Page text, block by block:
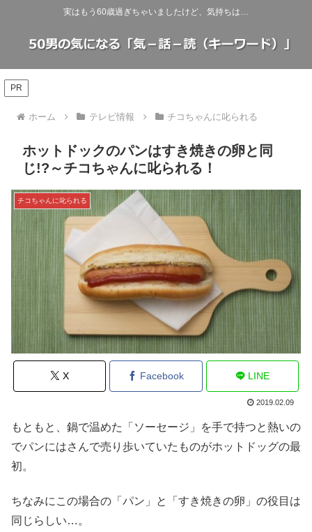
実はもう60歳過ぎちゃいましたけど、気持ちは…
PR
ホーム テレビ情報 チコちゃんに叱られる
ホットドックのパンはすき焼きの卵と同
じ!?～チコちゃんに叱られる！
チコちゃんに叱られる
X Facebook LINE
2019.02.09
もともと、鍋で温めた「ソーセージ」を手で持つと熱いの
でパンにはさんで売り歩いていたものがホットドッグの最
初。
ちなみにこの場合の「パン」と「すき焼きの卵」の役目は
同じらしい…。